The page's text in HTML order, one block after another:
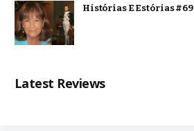
Histórias E Estórias #69
Latest Reviews